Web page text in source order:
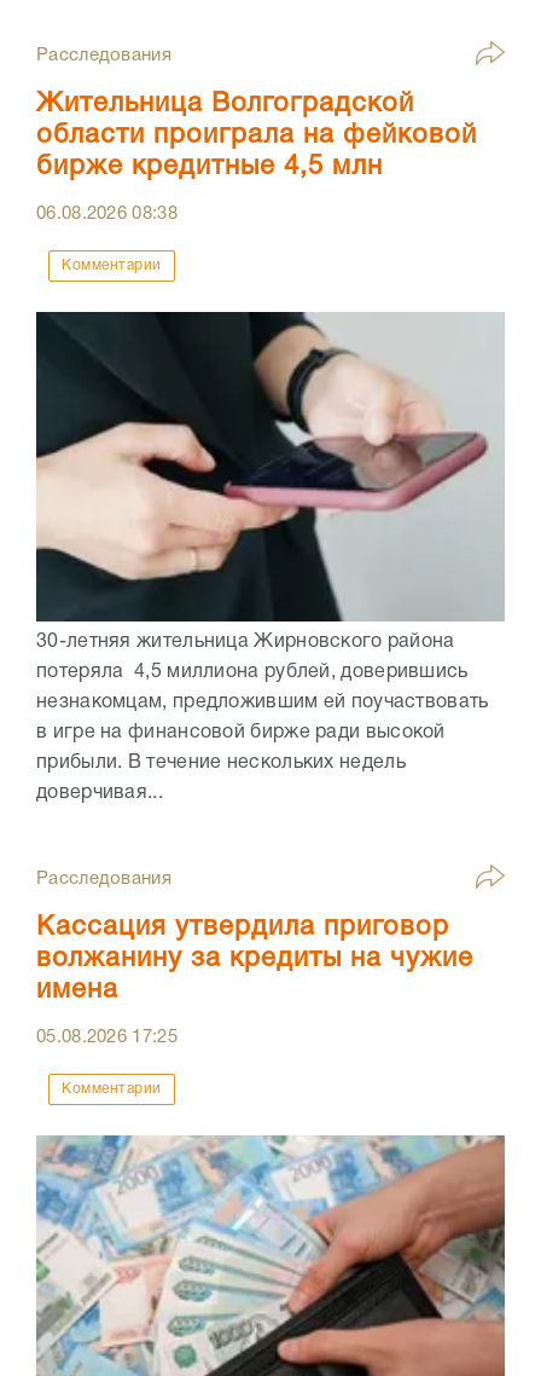
Расследования
Жительница Волгоградской
области проиграла на фейковой
бирже кредитные 4,5 млн
06.08.202608:38
Комментарии
30-летняя жительница Жирновского района
потеряла 4,5 миллиона рублей, доверившись
незнакомцам, предложившим ей поучаствовать
в игре на финансовой бирже ради высокой
прибыли. В течение нескольких недель
доверчивая...
Расследования
Кассация утвердила приговор
волжанину за кредиты на чужие
имена
05.08.2026 17:25
Комментарии